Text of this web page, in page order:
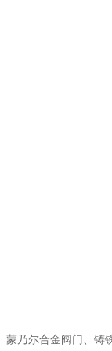
尔合金阀门、铸铁